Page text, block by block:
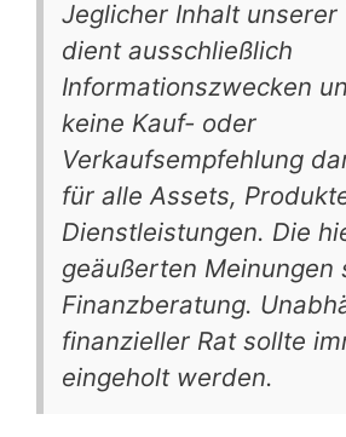
Jeglicher Inhalt unserer
dient ausschließlich
Informationszwecken
keine Kauf- oder
Verkaufsempfehlung
für alle Assets,
Dienstleistungen. Die
geäußerten Meinungen
Finanzberatung.
finanzieller Rat sollte
eingeholt werden.